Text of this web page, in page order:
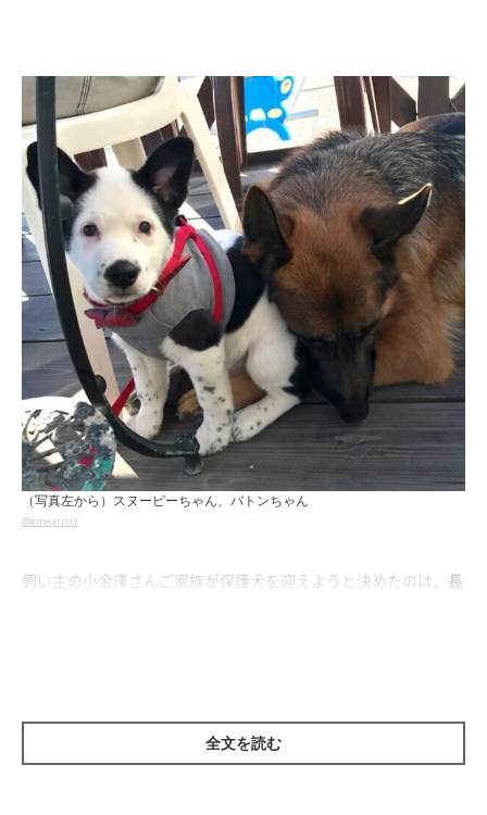
（写真左から）スヌーピーちゃん、バトンちゃん
@amearisu
飼い主の小金澤さんご家族が保護犬を迎えようと決めたのは、 長
／2021年4月に取材）お話を伺いました。
全文を読む